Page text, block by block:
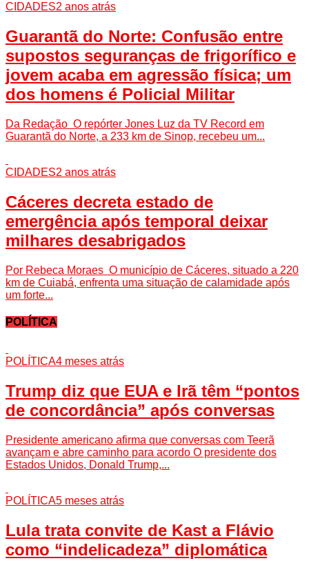
CIDADES2 anos atrás
Guarantã do Norte: Confusão entre
supostos seguranças de frigorífico e
jovem acaba em agressão física; um
dos homens é Policial Militar
Da Redação O repórter Jones Luz da TV Record em
Guarantã do Norte, a 233 km de Sinop, recebeu um...
CIDADES2 anos atrás
Cáceres decreta estado de
emergência após temporal deixar
milhares desabrigados
Por Rebeca Moraes O município de Cáceres, situado a 220
km de Cuiabá, enfrenta uma situação de calamidade após
um forte...
POLÍTICA
POLÍTICA4 meses atrás
Trump diz que EUA e Irã têm “pontos
de concordância” após conversas
Presidente americano afirma que conversas com Teerã
avançam e abre caminho para acordo O presidente dos
Estados Unidos, Donald Trump,...
POLÍTICA5 meses atrás
Lula trata convite de Kast a Flávio
como “indelicadeza” diplomática